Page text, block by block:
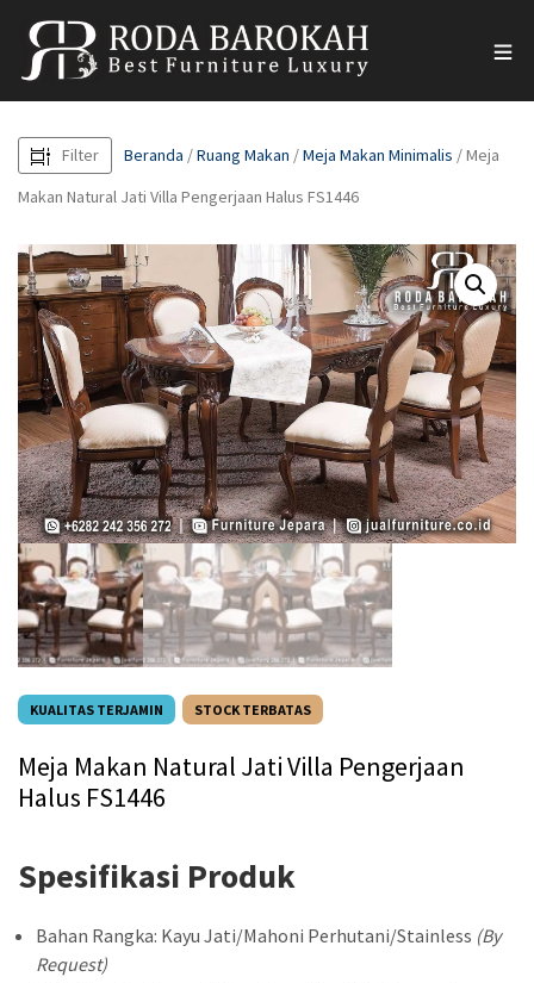
Filter Beranda /Ruang Makan /Meja Makan Minimalis / Meja
Makan Natural Jati Villa Pengerjaan Halus FS1446
KUALITAS TERJAMIN STOCK TERBATAS
Meja Makan Natural Jati Villa Pengerjaan
Halus FS1446
Spesifikasi Produk
Bahan Rangka: Kayu Jati/Mahoni Perhutani/Stainless (By
Request)